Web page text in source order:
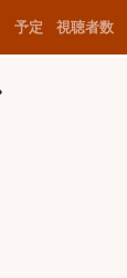
予定 視聴者数